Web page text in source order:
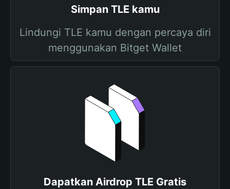
Simpan TLE kamu
Lindungi TLE kamu dengan percaya diri
menggunakan Bitget Wallet
Dapatkan Airdrop TLE Gratis